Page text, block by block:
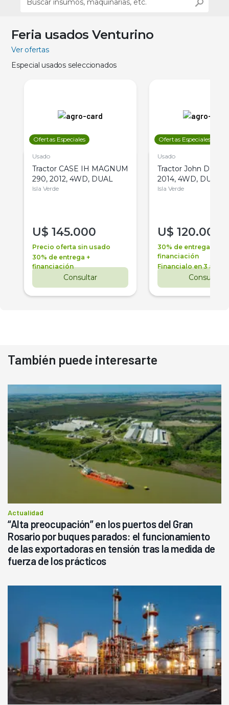
Feria usados Venturino
Ver ofertas
Especial usados seleccionados
Ofertas Especiales
Usado
Tractor CASE IH MAGNUM
290, 2012, 4WD, DUAL
Isla Verde
U$ 145.000
Precio oferta sin usado
30% de entrega +
financiación
Consultar
Ofertas Especiales
Usado
Tractor John Deere
2014, 4WD, DUAL
Isla Verde
U$ 120.000
30% de entrega +
financiación
Financialo en 3 años
Consultar
También puede interesarte
Actualidad
“Alta preocupación” en los puertos del Gran
Rosario por buques parados: el funcionamiento
de las exportadoras en tensión tras la medida de
fuerza de los prácticos